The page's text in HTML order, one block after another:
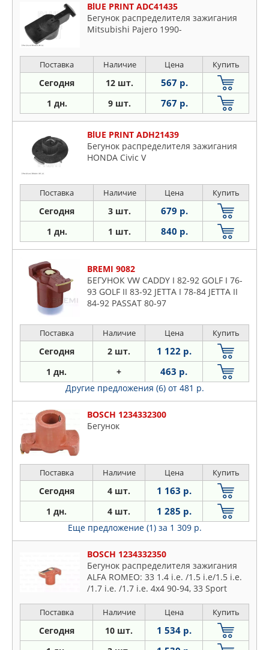
Rover
Saab
Seat
Skoda
Subaru
Toyota
Volvo
BlUE PRINT ADC41435
Бегунок распределителя зажигания
Mitsubishi Pajero 1990-
Поставка Наличие Цена Купить
Сегодня 12 шт. 567 р.
1 дн. 9 шт. 767 р.
BlUE PRINT ADH21439
Бегунок распределителя зажигания
HONDA Civic V
Поставка Наличие Цена Купить
Сегодня 3 шт. 679 р.
1 дн. 1 шт. 840 р.
BREMI 9082
БЕГУНОК VW CADDY I 82-92 GOLF I 76-
93 GOLF II 83-92 JETTA I 78-84 JETTA II
84-92 PASSAT 80-97
Поставка Наличие Цена Купить
Сегодня 2 шт. 1 122 р.
1 дн. + 463 р.
Другие предложения (6) от 481 р.
BOSCH 1234332300
Бегунок
Поставка Наличие Цена Купить
Сегодня 4 шт. 1 163 р.
1 дн. 4 шт. 1 285 р.
Еще предложение (1) за 1 309 р.
BOSCH 1234332350
Бегунок распределителя зажигания
ALFA ROMEO: 33 1.4 i.e. /1.5 i.e/1.5 i.e.
/1.7 i.e. /1.7 i.e. 4x4 90-94, 33 Sport
75 1.6 KAT/1.8 /1.8
Поставка Наличие Цена Купить
Сегодня 10 шт. 1 534 р.